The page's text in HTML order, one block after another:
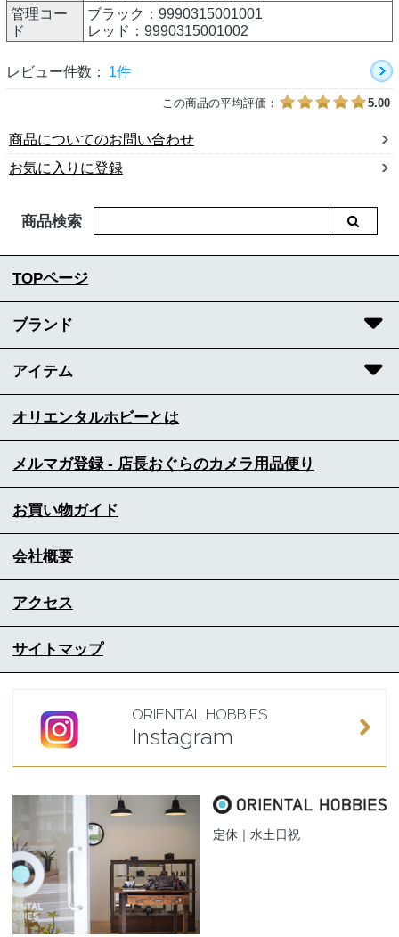
管理コー
ド
ブラック：9990315001001
レッド：9990315001002
レビュー件数： 1件
この商品の平均評価： 5.00
商品についてのお問い合わせ
お気に入りに登録
商品検索
TOPページ
ブランド
アイテム
オリエンタルホビーとは
メルマガ登録 - 店長おぐらのカメラ用品便り
お買い物ガイド
会社概要
アクセス
サイトマップ
ORIENTAL HOBBIES
Instagram
定休｜水土日祝